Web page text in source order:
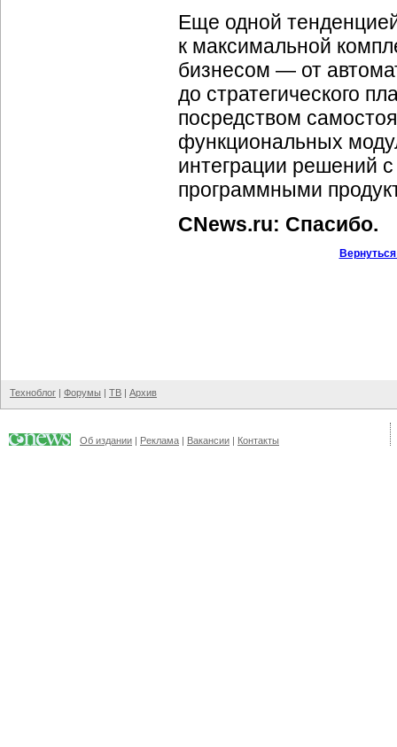
Еще одной
к максимальной
бизнесом — от
до стратегического
посредством
функциональных
интеграции решений
программными
CNews.ru: Спасибо.
Техноблог | Форумы | ТВ | Архив
Об издании | Реклама | Вакансии | Контакты